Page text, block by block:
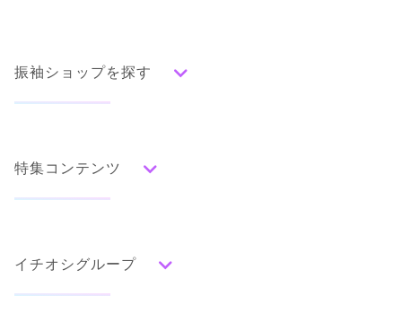
振袖ショップを探す
みんなの振袖ランキングトップ
色別ランキング
グレー
黒 白
口コミから探す
特集コンテンツ
ママ振特集
個性的振袖コーディネート特集
イチオシグループ